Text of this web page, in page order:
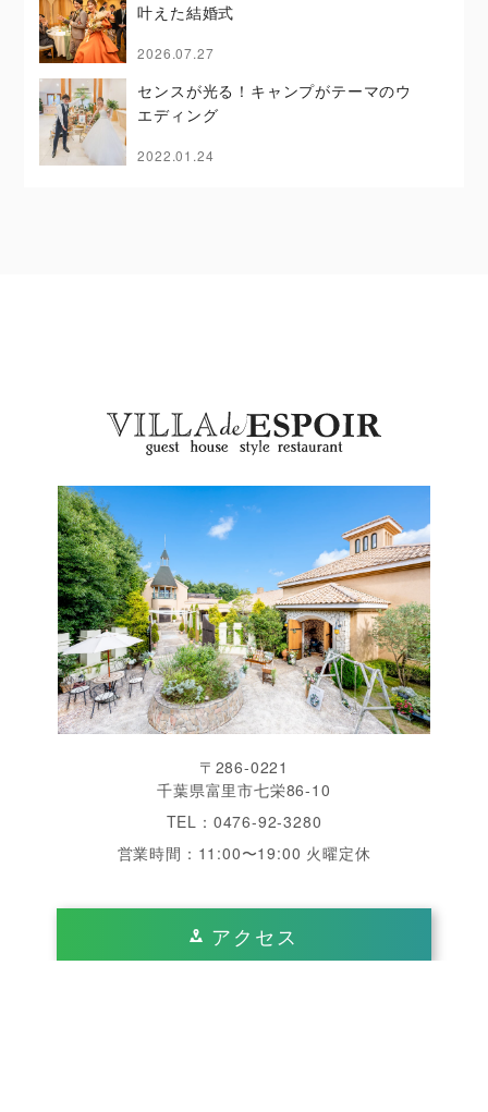
叶えた結婚式
2026.07.27
センスが光る！キャンプがテーマのウ
エディング
2022.01.24
〒286-0221
千葉県富里市七栄86-10
TEL：0476-92-3280
営業時間：11:00〜19:00 火曜定休
アクセス